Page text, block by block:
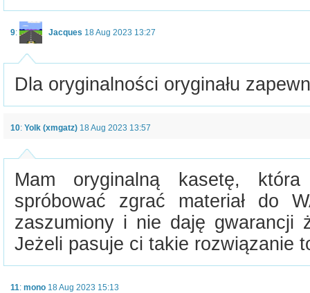
9: Jacques 18 Aug 2023 13:27
Dla oryginalności oryginału
10: Yolk (xmgatz) 18 Aug 2023 13:57
Mam oryginalną kasetę,
spróbować zgrać materiał do
zaszumiony i nie daję gwarancji
Jeżeli pasuje ci takie rozwiązanie
11: mono 18 Aug 2023 15:13